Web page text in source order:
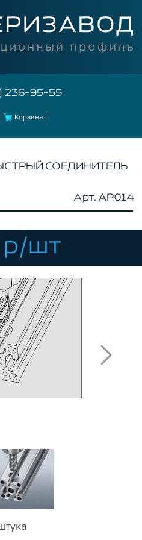
236-95-55
Корзина
СОЕДИНИТЕЛЬ
Арт. AP014
р/шт